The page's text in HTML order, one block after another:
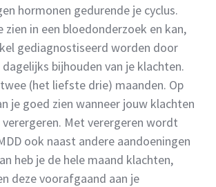
hormonen gedurende je cyclus.
zien in een bloedonderzoek en kan,
gediagnostiseerd worden door
bijhouden van je klachten.
(het liefste drie) maanden. Op
je goed zien wanneer jouw klachten
Met verergeren wordt
ook naast andere aandoeningen
heb je de hele maand klachten,
deze voorafgaand aan je